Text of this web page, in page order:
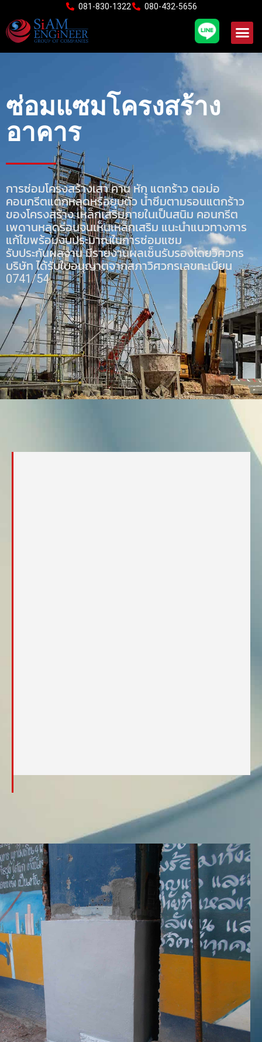
content
081-830-1322 080-432-5656
ซ่อมแซมโครงสร้าง
อาคาร
การซ่อมโครงสร้างเสา คาน หัก แตกร้าว ตอม่อ
คอนกรีตแตกหลุดหรือยุบตัว น้ำซึมตามรอนแตกร้าว
ของโครงสร้าง เหล็กเสริมภายในเป็นสนิม คอนกรีต
เพดานหลุดร่อนจนเห็นเหล็กเสริม แนะนำแนวทางการ
แก้ไขพร้อมงบประมาณในการซ่อมแซม
รับประกันผลงาน มีรายงานผลเซ็นรับรองโดยวิศวกร
บริษัท ได้รับใบอนุญาตจากสภาวิศวกรเลขทะเบียน
0741/54
การซ่อมแซมและบำรุงรักษา
โครงสร้างเหนือดิน
โครงสร้างคอนกรีตเสริมเหล็ก แม้คอนกรีตจะมีความ
แข็งแรงและมีความคงทนถาวรสูง แต่ย่อมเสื่อมสภาพ
ตามคุณสมบัติของวัตถุ มาตรฐานการออกแบบและ
สภาพการใช้งาน ซึ่งประวัติการใช้งาน การบำรุงรักษา
และการซ่อมแซมมีความสำคัญในการยืดอายุการใช้งาน
เมื่อโครงสร้างเสื่อมสภาพถึงขั้นวิบัติ จึงจำเป็นที่จะ
ต้องหาสาเหตุและแนวทางการซ่อมแซมให้เกิดความ
ปลอดภัยในการใช้งาน การประเมินโครงสร้างจะต้อง
พิจารณาถึงกำลังของโครงสร้างและการให้บริการ การ
ออกแบบและการซ่อมแซมจะทำได้ดีเมื่อหยุดสาเหตุการ
วิบัติได้และเน้นคุณสมบัติวัสดุ วิธีการซ่อมและสมรรถนะ
ของโครงสร้างที่รองรับการใช้งานได้ตามกำหนด